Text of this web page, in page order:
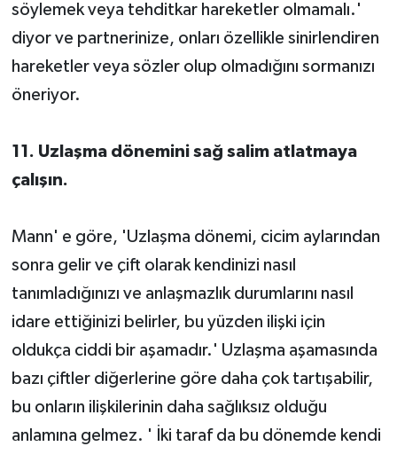
söylemek veya tehditkar hareketler olmamalı.'
diyor ve partnerinize, onları özellikle sinirlendiren
hareketler veya sözler olup olmadığını sormanızı
öneriyor.
11. Uzlaşma dönemini sağ salim atlatmaya
çalışın.
Mann' e göre, 'Uzlaşma dönemi, cicim aylarından
sonra gelir ve çift olarak kendinizi nasıl
tanımladığınızı ve anlaşmazlık durumlarını nasıl
idare ettiğinizi belirler, bu yüzden ilişki için
oldukça ciddi bir aşamadır.' Uzlaşma aşamasında
bazı çiftler diğerlerine göre daha çok tartışabilir,
bu onların ilişkilerinin daha sağlıksız olduğu
anlamına gelmez. ' İki taraf da bu dönemde kendi